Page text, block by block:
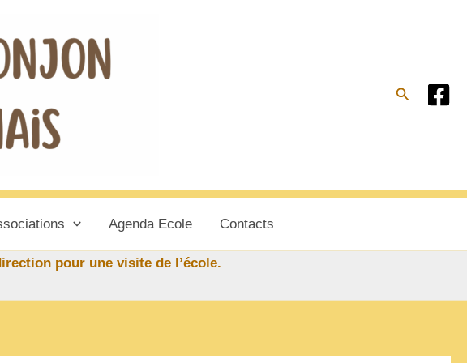
Agenda Ecole Contacts
pour une visite de l’école.